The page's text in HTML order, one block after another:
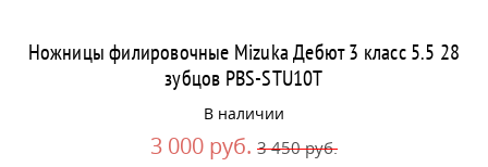
Ножницы филировочные Mizuka Дебют 3 класс 5.5 28
зубцов PBS-STU10T
В наличии
3 000 руб. 3 450 руб.